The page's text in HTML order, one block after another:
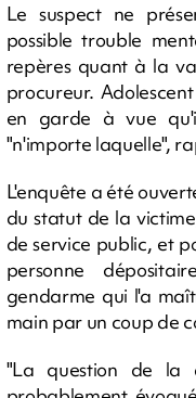
Le suspect ne
possible trouble
repères quant à la
procureur.
en garde à vue
"n'importe laquelle",
L'enquête a été
du statut de la
de service public, et
personne
gendarme qui l'a
main par un coup de
"La question de la